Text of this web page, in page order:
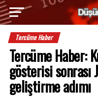
Tercüme Haber
Tercüme Haber:
gösterisi sonrası
geliştirme adımı